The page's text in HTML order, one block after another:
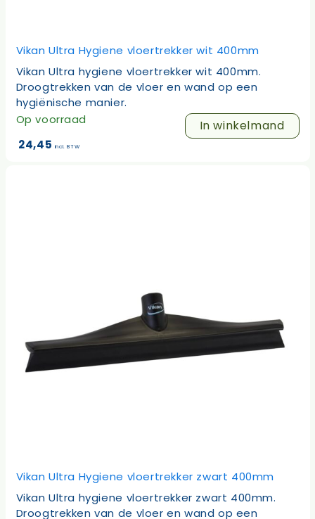
Vikan Ultra Hygiene vloertrekker wit 400mm
Vikan Ultra hygiene vloertrekker wit 400mm.
Droogtrekken van de vloer en wand op een
hygiënische manier.
Op voorraad
In winkelmand
24,45 incl. BTW
Vikan Ultra Hygiene vloertrekker zwart 400mm
Vikan Ultra hygiene vloertrekker zwart 400mm.
Droogtrekken van de vloer en wand op een